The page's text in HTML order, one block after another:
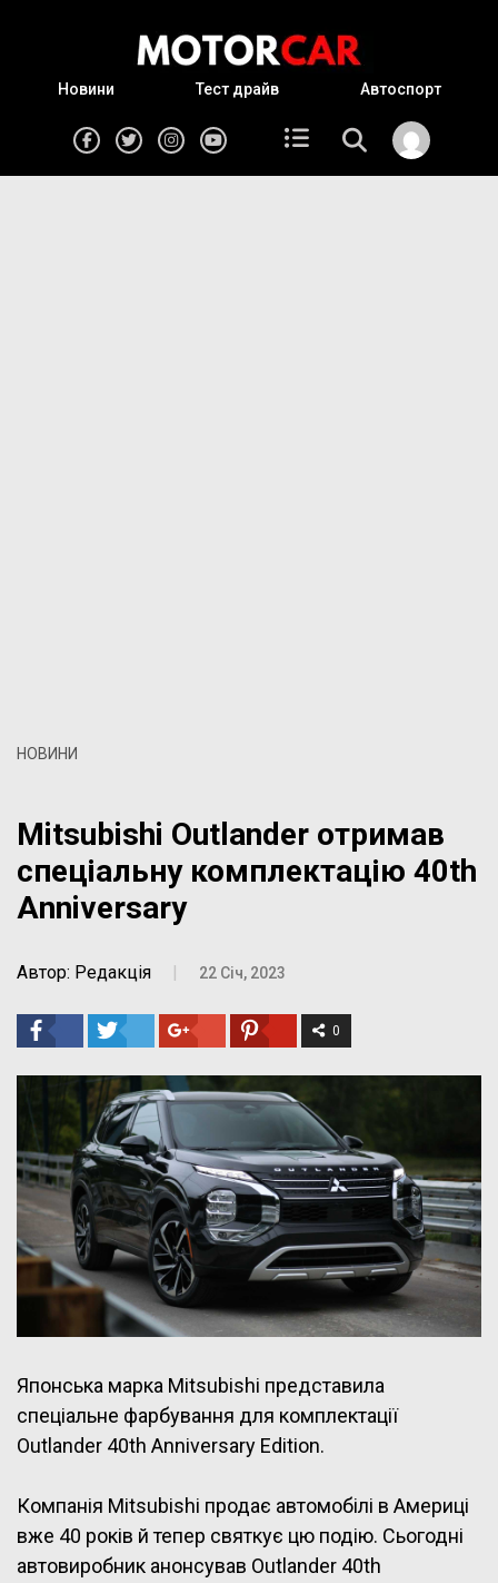
Новини Тест драйв Автоспорт
НОВИНИ
Mitsubishi Outlander отримав
спеціальну комплектацію 40th
Anniversary
Автор: Редакція | 22 Січ, 2023
0
Японська марка Mitsubishi представила
спеціальне фарбування для комплектації
Outlander 40th Anniversary Edition.
Компанія Mitsubishi продає автомобілі в Америці
вже 40 років й тепер святкує цю подію. Сьогодні
автовиробник анонсував Outlander 40th